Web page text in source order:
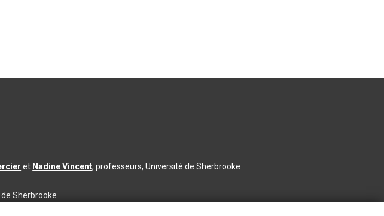
et Nadine Vincent, professeurs, Université de Sherbrooke
Sherbrooke